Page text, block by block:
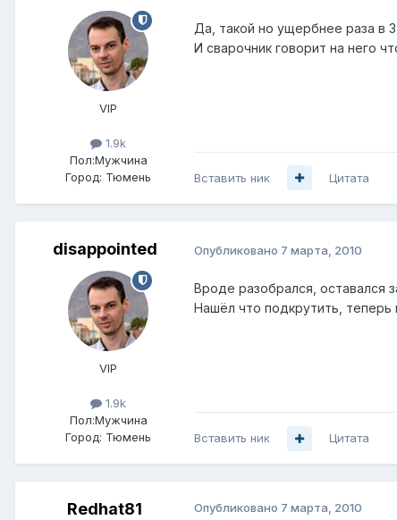
VIP
1.9k
Пол:Мужчина
Город: Тюмень
Да, такой но ущербнее раза в
И сварочник говорит на него
Вставить ник Цитата
disappointed
VIP
1.9k
Пол:Мужчина
Город: Тюмень
Опубликовано 7 марта, 2010
Вроде разобрался, оставался
Нашёл что подкрутить, теперь
Вставить ник Цитата
Redhat81 Опубликовано 7 марта, 2010